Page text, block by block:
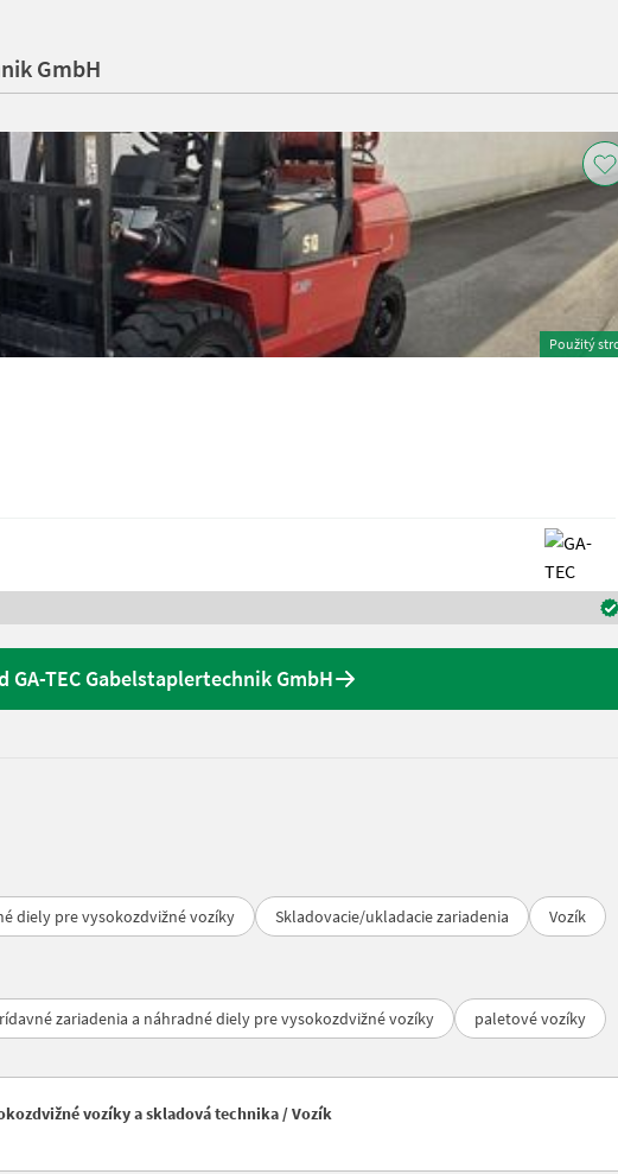
GmbH
Použitý
GA-TEC Gabelstaplertechnik GmbH
diely pre vysokozdvižné vozíky Skladovacie/ukladacie zariadenia Vozík
zariadenia a náhradné diely pre vysokozdvižné vozíky paletové vozíky
vozíky a skladová technika / Vozík